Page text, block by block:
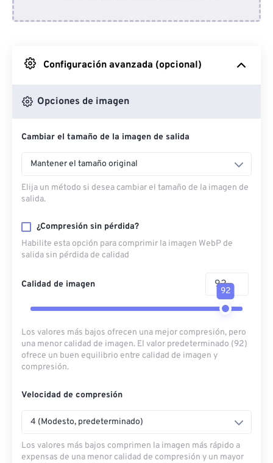
Desde Google Drive
Desde OneDrive
Desde URL
Configuración avanzada (opcional)
Opciones de imagen
Cambiar el tamaño de la imagen de salida
Mantener el tamaño original
Elija un método si desea cambiar el tamaño de la imagen de
salida.
¿Compresión sin pérdida?
Habilite esta opción para comprimir la imagen WebP de
salida sin pérdida de calidad
Calidad de imagen
92
Los valores más bajos ofrecen una mejor compresión, pero
una menor calidad de imagen. El valor predeterminado (92)
ofrece un buen equilibrio entre calidad de imagen y
compresión.
Velocidad de compresión
4 (Modesto, predeterminado)
Los valores más bajos comprimen la imagen más rápido a
expensas de una menor calidad de compresión y un mayor